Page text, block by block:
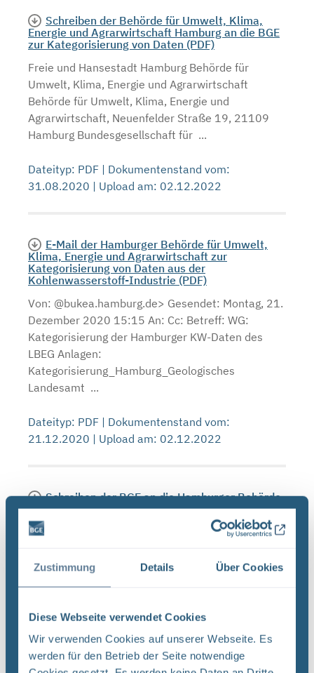
Zustimmung Details Über Cookies
Diese Webseite verwendet Cookies
Wir verwenden Cookies auf unserer Webseite. Es
werden für den Betrieb der Seite notwendige
Schreiben der Behörde für Umwelt, Klima,
Energie und Agrarwirtschaft Hamburg an die BGE
zur Kategorisierung von Daten (PDF)
Freie und Hansestadt Hamburg Behörde für
Umwelt, Klima, Energie und Agrarwirtschaft
Behörde für Umwelt, Klima, Energie und
Agrarwirtschaft, Neuenfelder Straße 19, 21109
Hamburg Bundesgesellschaft für ...
Dateityp: PDF | Dokumentenstand vom:
31.08.2020 | Upload am: 02.12.2022
E-Mail der Hamburger Behörde für Umwelt,
Klima, Energie und Agrarwirtschaft zur
Kategorisierung von Daten aus der
Kohlenwasserstoff-Industrie (PDF)
Von: @bukea.hamburg.de> Gesendet: Montag, 21.
Dezember 2020 15:15 An: Cc: Betreff: WG:
Kategorisierung der Hamburger KW-Daten des
LBEG Anlagen:
Kategorisierung_Hamburg_Geologisches
Landesamt ...
Dateityp: PDF | Dokumentenstand vom:
21.12.2020 | Upload am: 02.12.2022
Schreiben der BGE an die Hamburger Behörde
für Umwelt, Klima, Energie und Agrarwirtschaft
zur Kategorisierung von Daten zu den
Mindestanforderungen und geowissenschaftlichen
Bundes-Gesellschaft für Endlagerung mbH (BGE)
Sitz der Gesellschaft: Peine, eingetragen beim
Geschäftsführung: Stefan Studt (Vors.), Beate ...
Dateityp: PDF | Dokumentenstand vom:
14.01.2021 | Upload am: 02.12.2022